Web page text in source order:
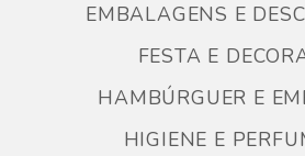
EMBALAGENS E
FESTA E
HAMBÚRGUER E
HIGIENE E